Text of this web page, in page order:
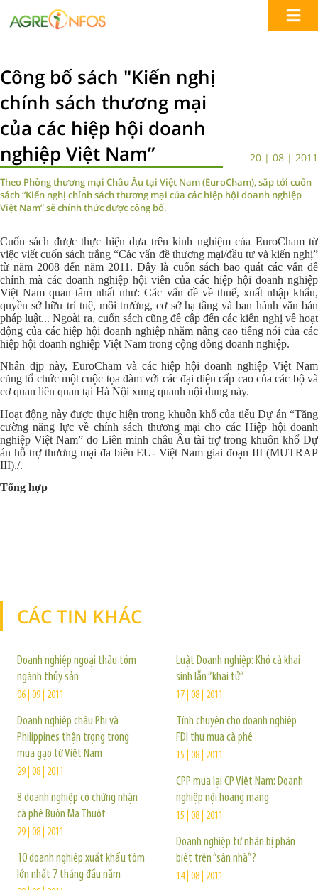
Công bố sách "Kiến nghị
chính sách thương mại
của các hiệp hội doanh
nghiệp Việt Nam”
20 | 08 | 2011
Theo Phòng thương mại Châu Âu tại Việt Nam (EuroCham), sắp tới cuốn
sách “Kiến nghị chính sách thương mại của các hiệp hội doanh nghiệp
Việt Nam” sẽ chính thức được công bố.
Cuốn sách được thực hiện dựa trên kinh nghiệm của EuroCham từ
việc viết cuốn sách trắng “Các vấn đề thương mại/đầu tư và kiến nghị”
từ năm 2008 đến năm 2011. Đây là cuốn sách bao quát các vấn đề
chính mà các doanh nghiệp hội viên của các hiệp hội doanh nghiệp
Việt Nam quan tâm nhất như: Các vấn đề về thuế, xuất nhập khẩu,
quyền sở hữu trí tuệ, môi trường, cơ sở hạ tầng và ban hành văn bản
pháp luật... Ngoài ra, cuốn sách cũng đề cập đến các kiến nghị về hoạt
động của các hiệp hội doanh nghiệp nhằm nâng cao tiếng nói của các
hiệp hội doanh nghiệp Việt Nam trong cộng đồng doanh nghiệp.
Nhân dịp này, EuroCham và các hiệp hội doanh nghiệp Việt Nam
cũng tổ chức một cuộc tọa đàm với các đại diện cấp cao của các bộ và
cơ quan liên quan tại Hà Nội xung quanh nội dung này.
Hoạt động này được thực hiện trong khuôn khổ của tiểu Dự án “Tăng
cường năng lực về chính sách thương mại cho các Hiệp hội doanh
nghiệp Việt Nam” do Liên minh châu Âu tài trợ trong khuôn khổ Dự
án hỗ trợ thương mại đa biên EU- Việt Nam giai đoạn III (MUTRAP
III)./.
Tổng hợp
CÁC TIN KHÁC
Doanh nghiệp ngoại thâu tóm
ngành thủy sản
06 | 09 | 2011
Doanh nghiệp châu Phi và
Philippines thận trọng trong
mua gạo từ Việt Nam
29 | 08 | 2011
8 doanh nghiệp có chứng nhận
cà phê Buôn Ma Thuột
29 | 08 | 2011
10 doanh nghiệp xuất khẩu tôm
lớn nhất 7 tháng đầu năm
Luật Doanh nghiệp: Khó cả khai
sinh lẫn “khai tử”
17 | 08 | 2011
Tính chuyện cho doanh nghiệp
FDI thu mua cà phê
15 | 08 | 2011
CPP mua lại CP Việt Nam: Doanh
nghiệp nội hoang mang
15 | 08 | 2011
Doanh nghiệp tư nhân bị phân
biệt trên “sân nhà”?
14 | 08 | 2011